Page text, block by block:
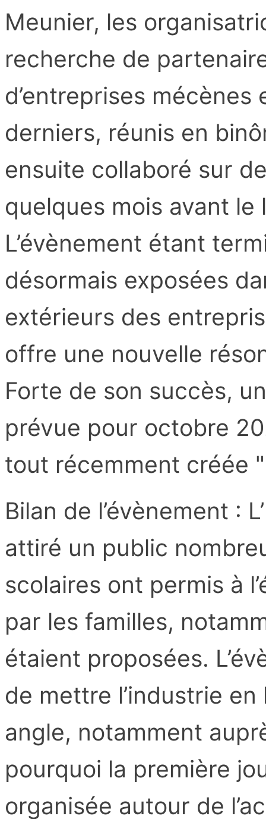
Meunier, les
recherche de
d’entreprises mécènes
derniers, réunis en
ensuite collaboré sur
quelques mois avant le
L’évènement étant
désormais exposées
extérieurs des
offre une nouvelle
Forte de son succès,
prévue pour octobre
tout récemment créée
Bilan de l’évènement :
attiré un public
scolaires ont permis à
par les familles,
étaient proposées.
de mettre l’industrie
angle, notamment
pourquoi la première
organisée autour de